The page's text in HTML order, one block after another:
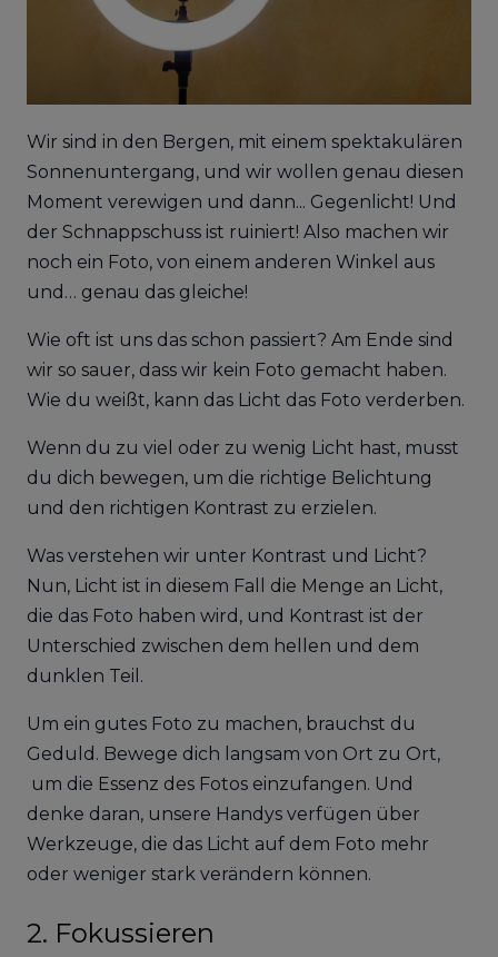
Wir sind in den Bergen, mit einem spektakulären
Sonnenuntergang, und wir wollen genau diesen
Moment verewigen und dann... Gegenlicht! Und
der Schnappschuss ist ruiniert! Also machen wir
noch ein Foto, von einem anderen Winkel aus
und… genau das gleiche!
Wie oft ist uns das schon passiert? Am Ende sind
wir so sauer, dass wir kein Foto gemacht haben.
Wie du weißt, kann das Licht das Foto verderben.
Wenn du zu viel oder zu wenig Licht hast, musst
du dich bewegen, um die richtige Belichtung
und den richtigen Kontrast zu erzielen.
Was verstehen wir unter Kontrast und Licht?
Nun, Licht ist in diesem Fall die Menge an Licht,
die das Foto haben wird, und Kontrast ist der
Unterschied zwischen dem hellen und dem
dunklen Teil.
Um ein gutes Foto zu machen, brauchst du
Geduld. Bewege dich langsam von Ort zu Ort,
um die Essenz des Fotos einzufangen. Und
denke daran, unsere Handys verfügen über
Werkzeuge, die das Licht auf dem Foto mehr
oder weniger stark verändern können.
2. Fokussieren